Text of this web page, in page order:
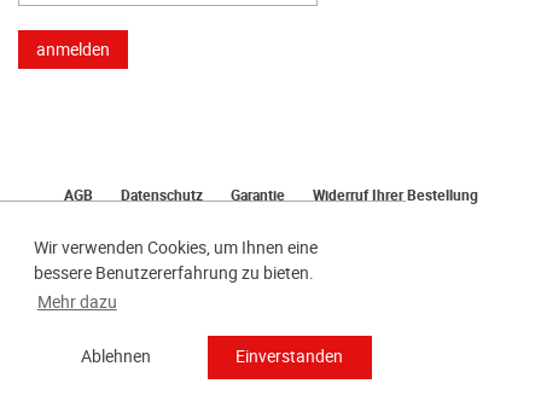
Wir verwenden Cookies, um Ihnen eine
bessere Benutzererfahrung zu bieten.
Mehr dazu
Ablehnen Einverstanden
AGB Datenschutz Garantie
Widerruf Ihrer Bestellung